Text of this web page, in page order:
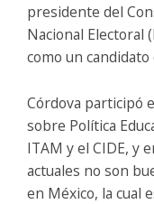
presidente del
Nacional Electoral
como un
Córdova participó
sobre Política
ITAM y el CIDE, y
actuales no son
en México, la cual